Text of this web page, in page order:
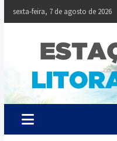
sexta-feira, 7 de agosto de 2026